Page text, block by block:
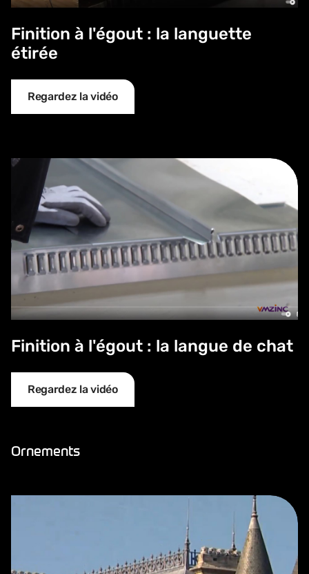
Finition à l'égout : la languette
étirée
Regardez la vidéo
Finition à l'égout : la langue de chat
Finition à l'égout : la langue de chat
Regardez la vidéo
Ornements